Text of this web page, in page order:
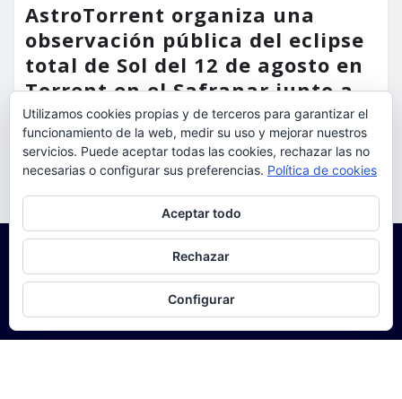
AstroTorrent organiza una
observación pública del eclipse
total de Sol del 12 de agosto en
Torrent en el Safranar junto a
las vías del AVE
torrent al dia Ago 5, 2026
Utilizamos cookies propias y de terceros para garantizar el
funcionamiento de la web, medir su uso y mejorar nuestros
servicios. Puede aceptar todas las cookies, rechazar las no
necesarias o configurar sus preferencias. Política de cookies
Aceptar todo
Rechazar
Configurar
Para obtener más información, incluido cómo gestionar las cookies,